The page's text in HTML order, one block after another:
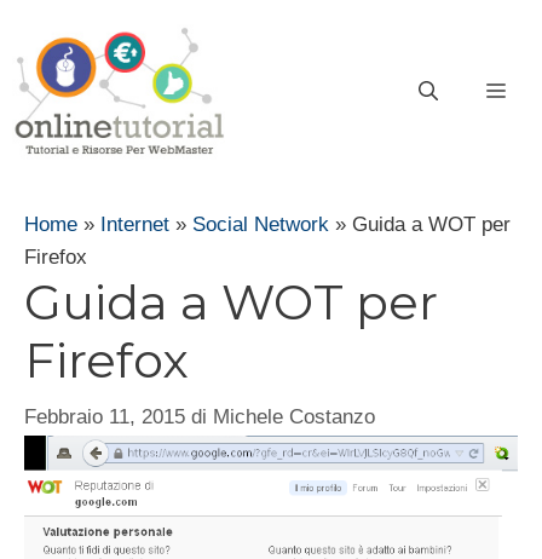
contenuto
Home » Internet » Social Network » Guida a WOT per
Firefox
Guida a WOT per
Firefox
Febbraio 11, 2015 di Michele Costanzo